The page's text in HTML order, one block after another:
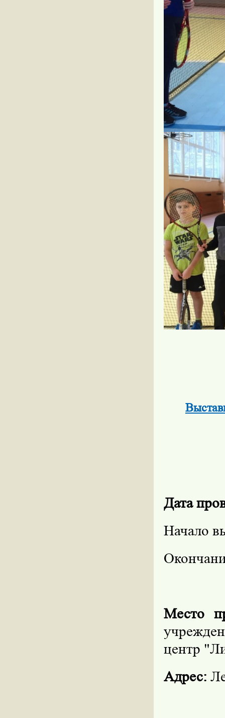
Дата
Начало
Место
центр
Адрес: